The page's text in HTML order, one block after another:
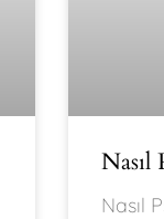
Nasıl
Nasıl